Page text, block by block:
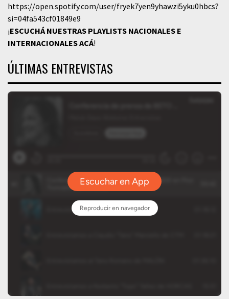
https://open.spotify.com/user/fryek7yen9yhawzi5yku0hbcs?
si=04fa543cf01849e9
¡ESCUCHÁ NUESTRAS PLAYLISTS NACIONALES E
INTERNACIONALESACÁ!
ÚLTIMAS ENTREVISTAS